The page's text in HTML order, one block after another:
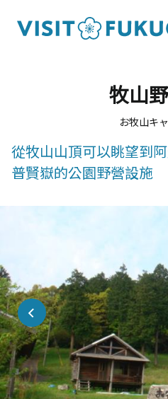
牧山
お牧山キ
從牧山山頂可以眺望到
普賢嶽的公園野營設施